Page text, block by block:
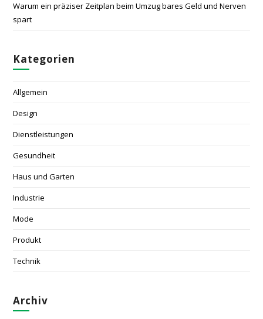
Warum ein präziser Zeitplan beim Umzug bares Geld und Nerven
spart
Kategorien
Allgemein
Design
Dienstleistungen
Gesundheit
Haus und Garten
Industrie
Mode
Produkt
Technik
Archiv